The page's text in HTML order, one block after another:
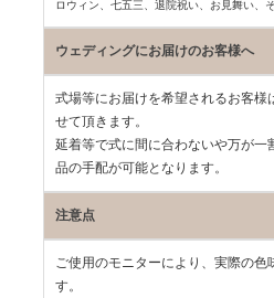
ロウィン、七五三、退院祝い、お見舞い、
ウェディングにお届けのお客様へ
式場等にお届けを希望されるお客様
せて頂きます。
延着等で式に間に合わないや万が一
品の手配が可能となります。
注意点
ご使用のモニターにより、実際の色
す。